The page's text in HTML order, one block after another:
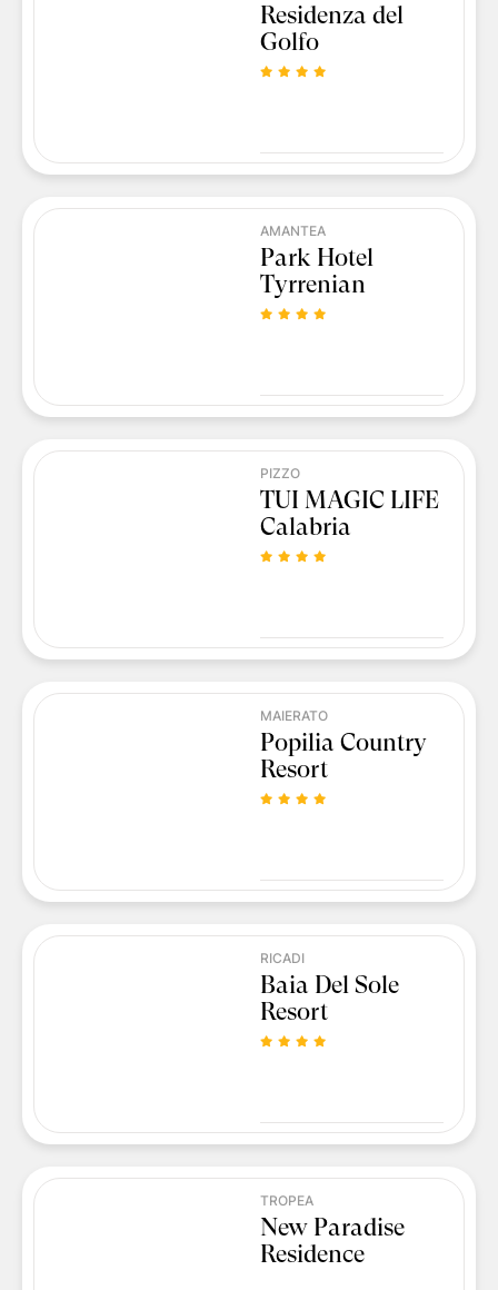
Residenza del
Golfo
AMANTEA
Park Hotel
Tyrrenian
PIZZO
TUI MAGIC LIFE
Calabria
MAIERATO
Popilia Country
Resort
RICADI
Baia Del Sole
Resort
TROPEA
New Paradise
Residence